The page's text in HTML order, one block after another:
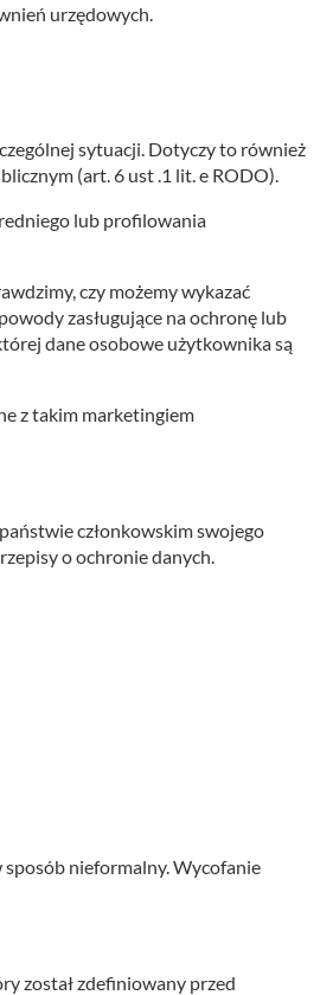
urzędowych.
sytuacji. Dotyczy to również
(art. 6 ust .1 lit. e RODO).
lub profilowania
czy możemy wykazać
zasługujące na ochronę lub
dane osobowe użytkownika są
z takim marketingiem
członkowskim swojego
o ochronie danych.
sposób nieformalny. Wycofanie
został zdefiniowany przed